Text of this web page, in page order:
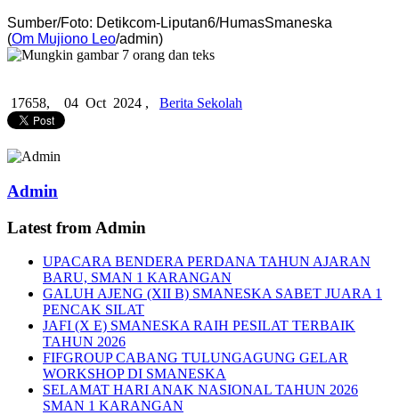
Sumber/Foto: Detikcom-Liputan6/HumasSmaneska
(Om Mujiono Leo/admin)
17658, 04 Oct 2024 , Berita Sekolah
Admin
Latest from Admin
UPACARA BENDERA PERDANA TAHUN AJARAN
BARU, SMAN 1 KARANGAN
GALUH AJENG (XII B) SMANESKA SABET JUARA 1
PENCAK SILAT
JAFI (X E) SMANESKA RAIH PESILAT TERBAIK
TAHUN 2026
FIFGROUP CABANG TULUNGAGUNG GELAR
WORKSHOP DI SMANESKA
SELAMAT HARI ANAK NASIONAL TAHUN 2026
SMAN 1 KARANGAN